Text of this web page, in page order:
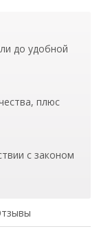
до удобной
плюс
с законом